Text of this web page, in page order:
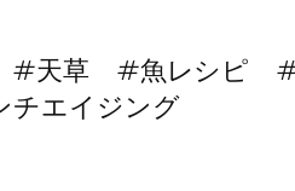
#天草 #魚レシピ
エイジング